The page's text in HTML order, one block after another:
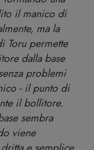
il manico di
ma la
Toru permette
dalla base
problemi
- il punto di
il bollitore.
sembra
viene